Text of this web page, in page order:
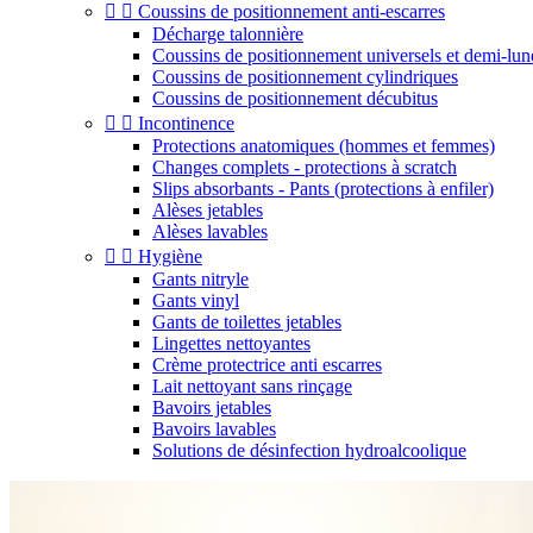
  Coussins de positionnement anti-escarres
Décharge talonnière
Coussins de positionnement universels et demi-
Coussins de positionnement cylindriques
Coussins de positionnement décubitus
  Incontinence
Protections anatomiques (hommes et femmes)
Changes complets - protections à scratch
Slips absorbants - Pants (protections à enfiler)
Alèses jetables
Alèses lavables
  Hygiène
Gants nitryle
Gants vinyl
Gants de toilettes jetables
Lingettes nettoyantes
Crème protectrice anti escarres
Lait nettoyant sans rinçage
Bavoirs jetables
Bavoirs lavables
Solutions de désinfection hydroalcoolique